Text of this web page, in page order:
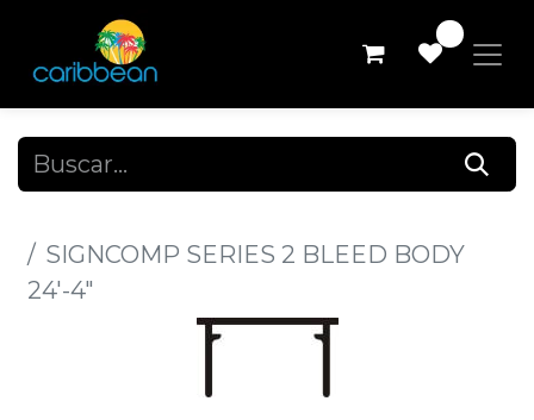
SIGNCOMP SERIES 2 BLEED BODY
24'-4"